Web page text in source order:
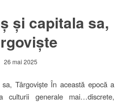
și capitala sa,
26 mai 2025
Târgoviște În această epocă a
culturii generale mai…discrete,